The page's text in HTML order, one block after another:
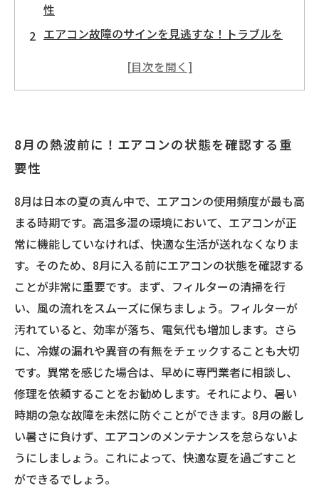
性
エアコン故障のサインを見逃すな！トラブルを
夏の暑さが厳しい今、エアコンのメンテナンス
は？
トラブル時に慌てないためのエアコン修理ガイ
ド
快適な夏を過ごすためのエアコン維持のポイン
ト総まとめ
8月の熱波前に！エアコンの状態を確認する重
要性
8月は日本の夏の真ん中で、エアコンの使用頻度が最も高
まる時期です。高温多湿の環境において、エアコンが正
常に機能していなければ、快適な生活が送れなくなりま
す。そのため、8月に入る前にエアコンの状態を確認する
ことが非常に重要です。まず、フィルターの清掃を行
い、風の流れをスムーズに保ちましょう。フィルターが
汚れていると、効率が落ち、電気代も増加します。さら
に、冷媒の漏れや異音の有無をチェックすることも大切
です。異常を感じた場合は、早めに専門業者に相談し、
修理を依頼することをお勧めします。それにより、暑い
時期の急な故障を未然に防ぐことができます。8月の厳し
い暑さに負けず、エアコンのメンテナンスを怠らないよ
うにしましょう。これによって、快適な夏を過ごすこと
ができるでしょう。